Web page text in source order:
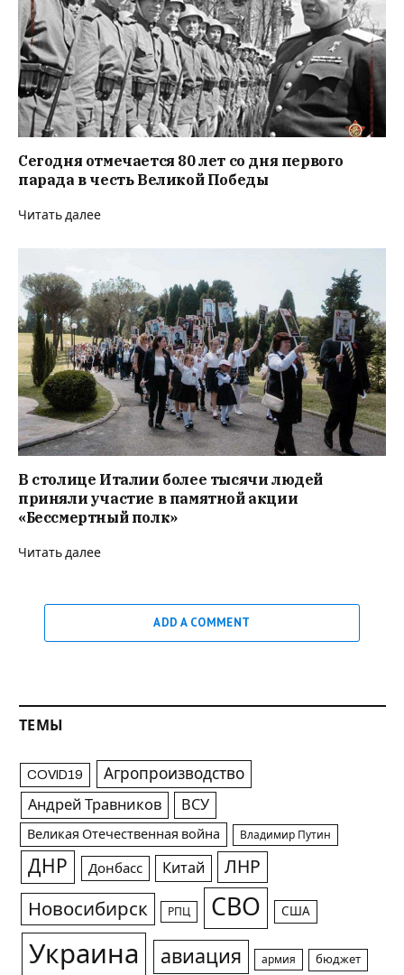
Сегодня отмечается 80 лет со дня первого
парада в честь Великой Победы
Читать далее
В столице Италии более тысячи людей
приняли участие в памятной акции
«Бессмертный полк»
Читать далее
ADD A COMMENT
ТЕМЫ
COVID19 Агропроизводство
Андрей Травников ВСУ
Великая Отечественная война Владимир Путин
ДНР Донбасс Китай ЛНР
Новосибирск РПЦ СВО США
Украина авиация армия бюджет